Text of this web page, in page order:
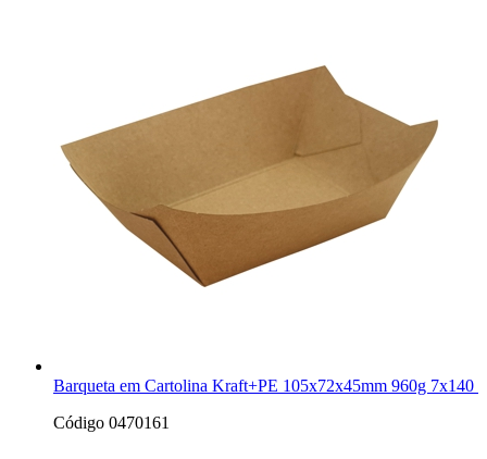
Barqueta em Cartolina Kraft+PE 105x72x45mm 960g 7x140
Código 0470161